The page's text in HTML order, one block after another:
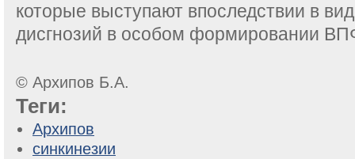
которые выступают впоследствии в
дисгнозий в особом формировании
© Архипов Б.А.
Теги:
Архипов
синкинезии